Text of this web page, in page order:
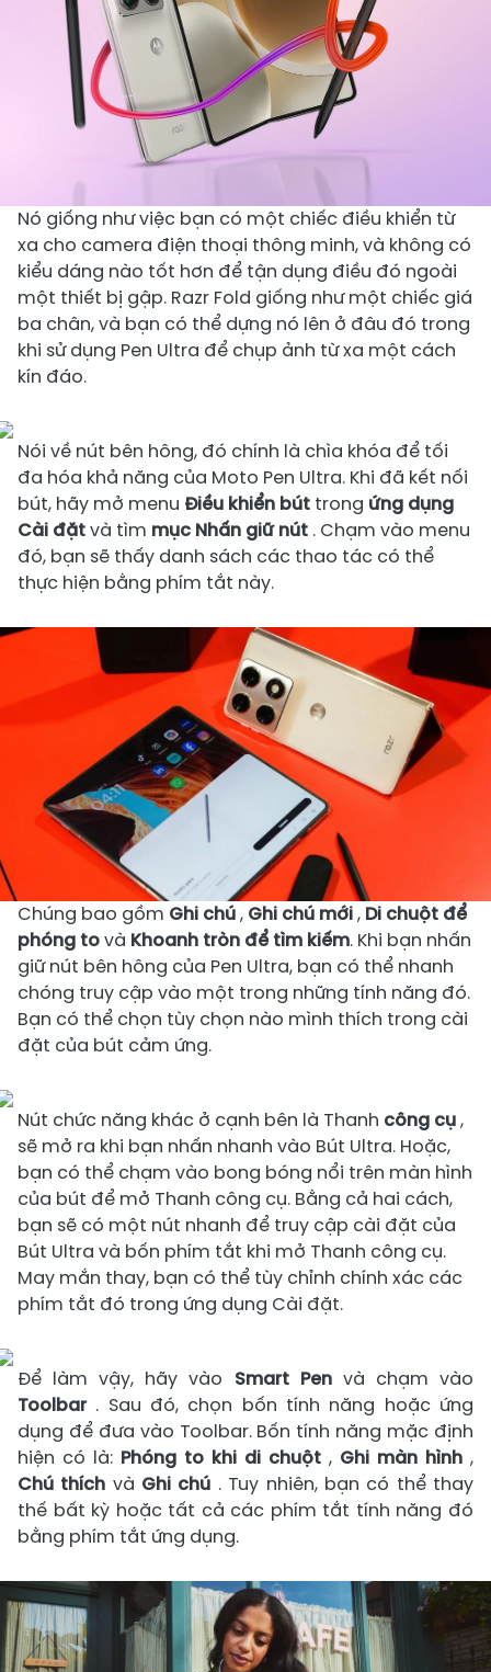
Nó giống như việc bạn có một chiếc điều khiển từ
xa cho camera điện thoại thông minh, và không có
kiểu dáng nào tốt hơn để tận dụng điều đó ngoài
một thiết bị gập. Razr Fold giống như một chiếc giá
ba chân, và bạn có thể dựng nó lên ở đâu đó trong
khi sử dụng Pen Ultra để chụp ảnh từ xa một cách
kín đáo.
Nói về nút bên hông, đó chính là chìa khóa để tối
đa hóa khả năng của Moto Pen Ultra. Khi đã kết nối
bút, hãy mở menu Điều khiển bút trong ứng dụng
Cài đặtvà tìm mục Nhấn giữ nút . Chạm vào menu
đó, bạn sẽ thấy danh sách các thao tác có thể
thực hiện bằng phím tắt này.
Chúng bao gồm Ghi chú, Ghi chú mới, Di chuột để
phóng tovà Khoanh tròn để tìm kiếm. Khi bạn nhấn
giữ nút bên hông của Pen Ultra, bạn có thể nhanh
chóng truy cập vào một trong những tính năng đó.
Bạn có thể chọn tùy chọn nào mình thích trong cài
đặt của bút cảm ứng.
Nút chức năng khác ở cạnh bên là Thanh công cụ,
sẽ mở ra khi bạn nhấn nhanh vào Bút Ultra. Hoặc,
bạn có thể chạm vào bong bóng nổi trên màn hình
của bút để mở Thanh công cụ. Bằng cả hai cách,
bạn sẽ có một nút nhanh để truy cập cài đặt của
Bút Ultra và bốn phím tắt khi mở Thanh công cụ.
May mắn thay, bạn có thể tùy chỉnh chính xác các
phím tắt đó trong ứng dụng Cài đặt.
Để làm vậy, hãy vào Smart Penvà chạm vào
Toolbar. Sau đó, chọn bốn tính năng hoặc ứng
dụng để đưa vào Toolbar. Bốn tính năng mặc định
hiện có là: Phóng to khi di chuột , Ghi màn hình ,
Chú thích và Ghi chú . Tuy nhiên, bạn có thể thay
thế bất kỳ hoặc tất cả các phím tắt tính năng đó
bằng phím tắt ứng dụng.